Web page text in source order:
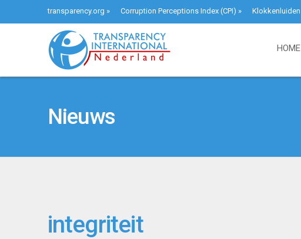
transparency.org » Corruption Perceptions Index (CPI) » Klokkenluiden
HOME
Nieuws
integriteit